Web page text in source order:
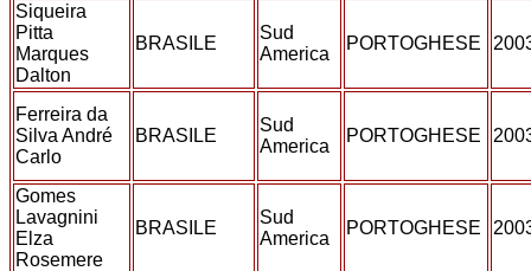
Siqueira
Pitta
Marques
Dalton
BRASILE
Sud
America
PORTOGHESE
Ferreira da
Silva André
Carlo
BRASILE
Sud
America
PORTOGHESE
Gomes
Lavagnini
Elza
Rosemere
BRASILE
Sud
America
PORTOGHESE